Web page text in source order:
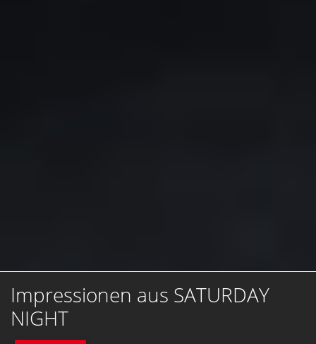
Impressionen aus SATURDAY
NIGHT